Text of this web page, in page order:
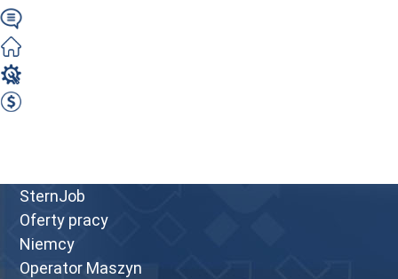
SternJob
Oferty pracy
Niemcy
Operator Maszyn